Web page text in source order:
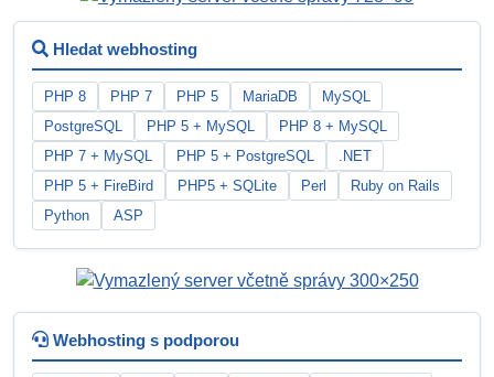
Hledat webhosting
PHP 8 PHP 7 PHP 5 MariaDB
MySQL
PostgreSQL
PHP 5 + MySQL
PHP 8 + MySQL
PHP 7 + MySQL
PHP 5 + PostgreSQL
.NET
PHP 5 + FireBird
PHP5 + SQLite Perl
Ruby on Rails
Python
ASP
Webhosting s podporou